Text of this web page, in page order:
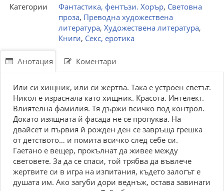
Категории
Фантастика, фентъзи. Хорър, Световна
проза, Преводна художествена
литература, Художествена литература,
Книги, Секс, еротика
Анотация Коментари
Или си хищник, или си жертва. Така е устроен светът.
Никол е израснала като хищник. Красота. Интелект.
Влиятелна фамилия. Тя държи всичко под контрол.
Докато изящната й фасада не се пропуква. На
двайсет и първия й рожден ден се завръща грешка
от детството… и помита всичко след себе си.
Гаетано е вещер, прокълнат да живее между
световете. За да се спаси, той трябва да въвлече
жертвите си в игра на изпитания, където залогът е
душата им. Ако загуби дори веднъж, остава завинаги